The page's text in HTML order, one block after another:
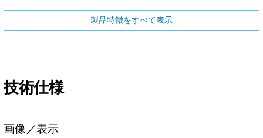
製品特徴をすべて表示
技術仕様
画像／表示